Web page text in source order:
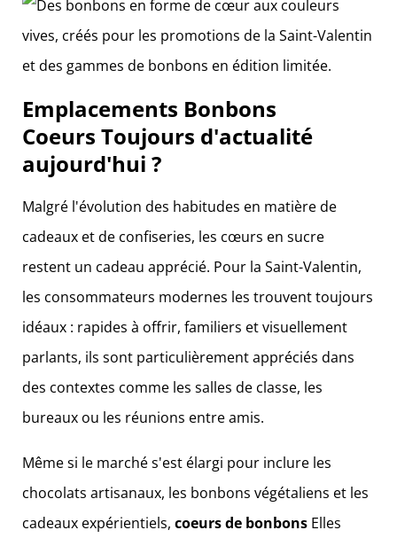
Emplacements Bonbons
Coeurs Toujours d'actualité
aujourd'hui ?
Malgré l'évolution des habitudes en matière de
cadeaux et de confiseries, les cœurs en sucre
restent un cadeau apprécié. Pour la Saint-Valentin,
les consommateurs modernes les trouvent toujours
idéaux : rapides à offrir, familiers et visuellement
parlants, ils sont particulièrement appréciés dans
des contextes comme les salles de classe, les
bureaux ou les réunions entre amis.
Même si le marché s'est élargi pour inclure les
chocolats artisanaux, les bonbons végétaliens et les
cadeaux expérientiels,coeurs de bonbons Elles